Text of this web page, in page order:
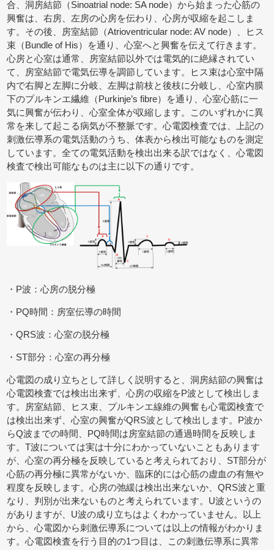
合、洞房結節（Sinoatrial node: SA node）から始まった心筋の
興奮は、右房、左房の心房を伝わり、心房が収縮を起こしま
す。その後、房室結節（Atrioventricular node: AV node）、ヒス
束（Bundle of His）を通り、心室へと興奮を伝えて行きます。
心房と心室は通常、房室結節以外では電気的に絶縁されてい
て、房室結節で電気伝導を調節しています。ヒス束は心室中隔
内で右脚と左脚に分岐、左脚は前枝と後枝に分岐し、心室内膜
下のプルキンエ繊維（Purkinje’s fibre）を通り、心室心筋に一
気に興奮が伝わり、心室全体が収縮します。このいずれかに異
常を来して起こる病気が不整脈です。心電図検査では、上記の
刺激伝導系の電気活動のうち、体表から検出可能なものを測定
しています。全ての電気活動を検出出来る訳ではなく、心電図
検査で検出可能なものは主に以下の通りです。
・P波：心房の脱分極
・PQ時間：房室伝導の時間
・QRS波：心室の脱分極
・ST部分：心室の再分極
心電図の成り立ちとして詳しく説明すると、洞房結節の興奮は
心電図検査では検出出来ず、心房の収縮をP波として検出しま
す。房室結節、ヒス束、プルキンエ線維の興奮も心電図検査で
は検出出来ず、心室の興奮がQRS波として検出します。P波か
らQ波までの時間、PQ時間は房室結節の通過時間を反映しま
す。T波については実は十分にわかっていないこともあります
が、心室の再分極を反映していると考えられており、ST部分が
心筋の再分極に異常がないか、臨床的には心筋の虚血の有無や
程度を反映します。心房の弛緩は検出出来ないか、QRS波と重
なり、判別が出来ないものと考えられています。U波というの
がありますが、U波の成り立ちはよくわかっていません。以上
から、心電図から刺激伝導系については以上の情報がわかりま
す。心電図検査を行う目的の1つ目は、この刺激伝導系に異常